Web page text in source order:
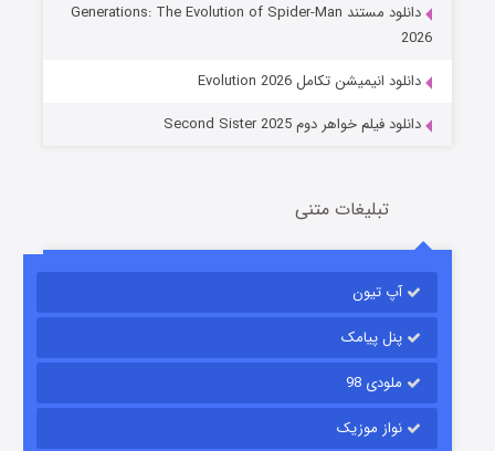
قسمت14 (زیرنویس) منتشر شد
باب اسفنجی فصل ۱۷
قسمت6 (زیرنویس) منتشر شد
دانلود مستند Generations: The Evolution of Spider-Man
2026
دانلود انیمیشن تکامل Evolution 2026
دانلود فیلم خواهر دوم Second Sister 2025
تبلیغات متنی
آپ تیون
پنل پیامک
ملودی 98
نواز موزیک